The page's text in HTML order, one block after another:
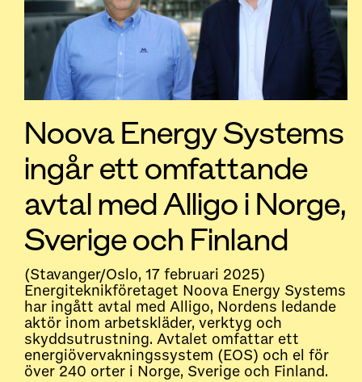
Noova Energy Systems
ingår ett omfattande
avtal med Alligo i Norge,
Sverige och Finland
(Stavanger/Oslo, 17 februari 2025)
Energiteknikföretaget Noova Energy Systems
har ingått avtal med Alligo, Nordens ledande
aktör inom arbetskläder, verktyg och
skyddsutrustning. Avtalet omfattar ett
energiövervakningssystem (EOS) och el för
över 240 orter i Norge, Sverige och Finland.